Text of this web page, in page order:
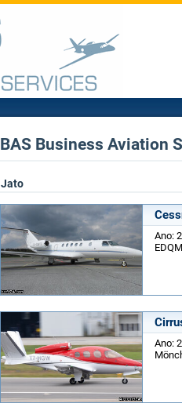
BAS Business Aviation
Jato
Ano:
Ano: